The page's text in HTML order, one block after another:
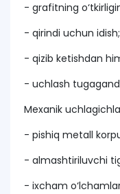
- grafitning
- qirindi uchun idish;
- qizib ketishdan
- uchlash
Mexanik
- pishiq metall
- almashtiriluvchi
- ixcham